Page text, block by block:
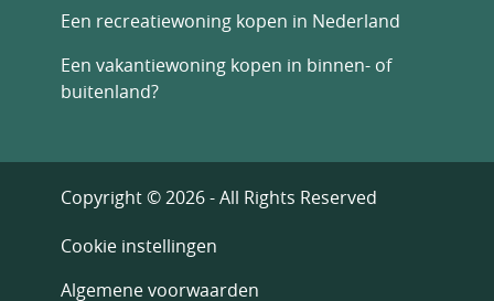
Een recreatiewoning kopen in Nederland
Een vakantiewoning kopen in binnen- of
buitenland?
Copyright © 2026 - All Rights Reserved
Cookie instellingen
Algemene voorwaarden